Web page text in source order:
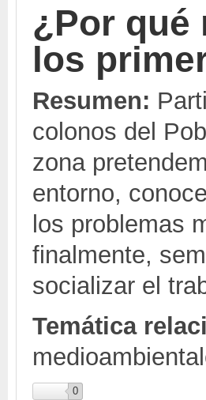
¿Por qué
los
Resumen:
colonos del
zona
entorno,
los problemas
finalmente,
socializar el
Temática
0